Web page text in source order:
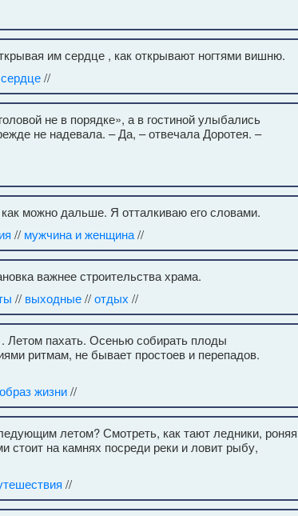
им сердце , как открывают ногтями вишню.
сердце//
не в порядке», а в гостиной улыбались
не надевала. – Да, – отвечала Доротея. –
можно дальше. Я отталкиваю его словами.
// мужчина и женщина//
важнее строительства храма.
// выходные//отдых //
Летом пахать. Осенью собирать плоды
ритмам, не бывает простоев и перепадов.
образ жизни//
летом? Смотреть, как тают ледники, роняя
стоит на камнях посреди реки и ловит рыбу,
//